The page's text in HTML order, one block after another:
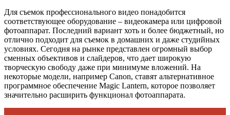
Для съемок профессионального видео понадобится
соответствующее оборудование – видеокамера или цифровой
фотоаппарат. Последний вариант хоть и более бюджетный, но
отлично подходит для съемок в домашних и даже студийных
условиях. Сегодня на рынке представлен огромный выбор
сменных объективов и слайдеров, что дает широкую
творческую свободу даже при минимуме вложений. На
некоторые модели, например Canon, ставят альтернативное
программное обеспечение Magic Lantern, которое позволяет
значительно расширить функционал фотоаппарата.